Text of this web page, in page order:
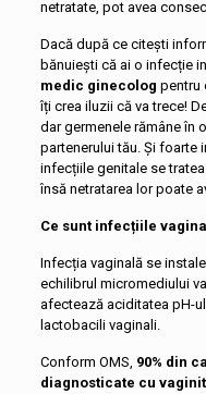
netratate, pot avea
Dacă după ce citești
bănuiești că ai o infecție
medic ginecolog pentru
îți crea iluzii că va trece!
dar germenele rămâne în
partenerului tău. Și foarte
infecțiile genitale se
însă netratarea lor poate
Ce sunt infecțiile
Infecția vaginală se
echilibrul micromediului
afectează aciditatea pH-
lactobacili vaginali.
Conform OMS, 90% din
diagnosticate cu